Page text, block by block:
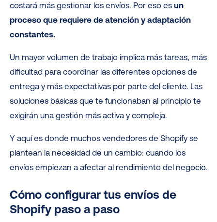
costará más gestionar los envíos. Por eso es un
proceso que requiere de atención y adaptación
constantes.
Un mayor volumen de trabajo implica más tareas, más
dificultad para coordinar las diferentes opciones de
entrega y más expectativas por parte del cliente. Las
soluciones básicas que te funcionaban al principio te
exigirán una gestión más activa y compleja.
Y aquí es donde muchos vendedores de Shopify se
plantean la necesidad de un cambio: cuando los
envíos empiezan a afectar al rendimiento del negocio.
Cómo configurar tus envíos de
Shopify paso a paso